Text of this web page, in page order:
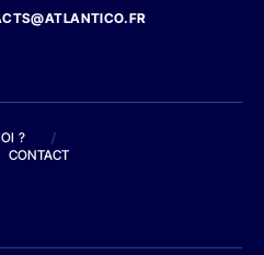
?
/
CONTACT